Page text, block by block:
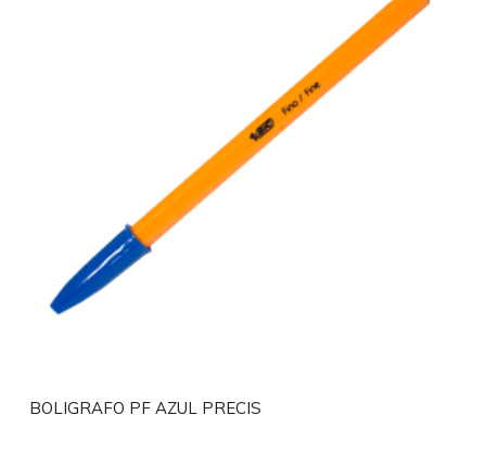
BOLIGRAFO PF AZUL PRECIS